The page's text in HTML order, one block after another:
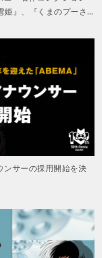
姫』、『くまのプーさ…
ンサーの採用開始を決